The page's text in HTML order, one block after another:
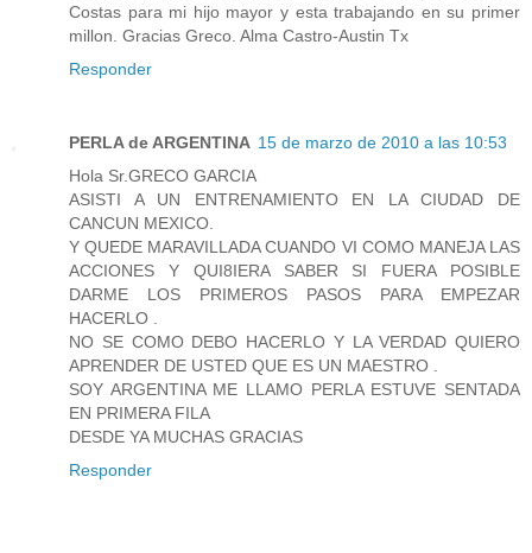
Costas para mi hijo mayor y esta trabajando en su primer
millon. Gracias Greco. Alma Castro-Austin Tx
Responder
PERLA de ARGENTINA 15 de marzo de 2010 a las 10:53
Hola Sr.GRECO GARCIA
ASISTI A UN ENTRENAMIENTO EN LA CIUDAD DE
CANCUN MEXICO.
Y QUEDE MARAVILLADA CUANDO VI COMO MANEJA LAS
ACCIONES Y QUI8IERA SABER SI FUERA POSIBLE
DARME LOS PRIMEROS PASOS PARA EMPEZAR
HACERLO .
NO SE COMO DEBO HACERLO Y LA VERDAD QUIERO
APRENDER DE USTED QUE ES UN MAESTRO .
SOY ARGENTINA ME LLAMO PERLA ESTUVE SENTADA
EN PRIMERA FILA
DESDE YA MUCHAS GRACIAS
Responder